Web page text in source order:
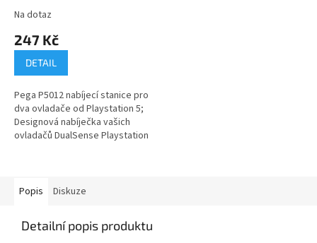
Na dotaz
247 Kč
DETAIL
Pega P5012 nabíjecí stanice pro
dva ovladače od Playstation 5;
Designová nabíječka vašich
ovladačů DualSense Playstation
Popis Diskuze
Detailní popis produktu